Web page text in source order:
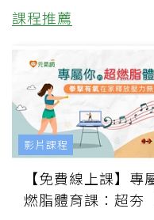
課程推薦
【免費線上課】專
燃脂體育課：超夯
影片課程